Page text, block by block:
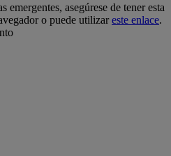
emergentes, asegúrese de tener esta
o puede utilizareste enlace.